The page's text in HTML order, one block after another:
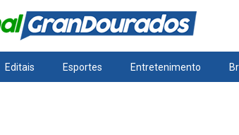
Editais Esportes Entretenimento